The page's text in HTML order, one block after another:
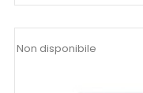
Non disponibile